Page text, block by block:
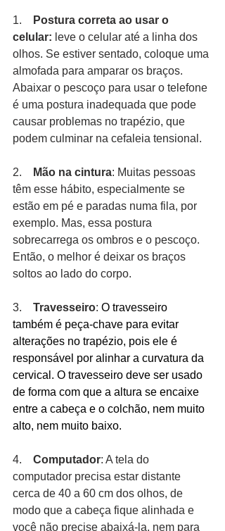
1.
Postura correta ao usar o
celular: leve o celular até a linha dos
olhos. Se estiver sentado, coloque uma
almofada para amparar os braços.
Abaixar o pescoço para usar o telefone
é uma postura inadequada que pode
causar problemas no trapézio, que
podem culminar na cefaleia tensional.
2. Mão na cintura: Muitas pessoas
têm esse hábito, especialmente se
estão em pé e paradas numa fila, por
exemplo. Mas, essa postura
sobrecarrega os ombros e o pescoço.
Então, o melhor é deixar os braços
soltos ao lado do corpo.
3. Travesseiro: O travesseiro
também é peça-chave para evitar
alterações no trapézio, pois ele é
responsável por alinhar a curvatura da
cervical. O travesseiro deve ser usado
de forma com que a altura se encaixe
entre a cabeça e o colchão, nem muito
alto, nem muito baixo.
4. Computador: A tela do
computador precisa estar distante
cerca de 40 a 60 cm dos olhos, de
modo que a cabeça fique alinhada e
você não precise abaixá-la, nem para